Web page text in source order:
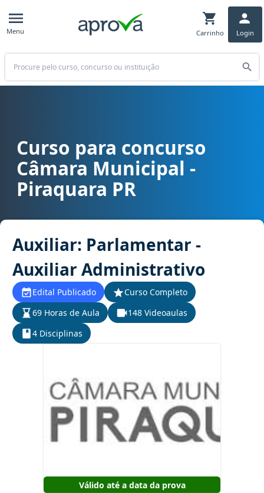
Menu Carrinho Login
Buscar
Curso para concurso Câmara Municipal - Piraquara PR cargo
Curso para concurso
Câmara Municipal -
Piraquara PR
Auxiliar: Parlamentar -
Auxiliar Administrativo
Edital Publicado
Curso Completo
69 Horas de Aula
148 Videoaulas
4 Disciplinas
Válido até a data da prova